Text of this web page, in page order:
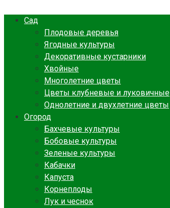
Сад
Плодовые деревья
Ягодные культуры
Декоративные кустарники
Хвойные
Многолетние цветы
Цветы клубневые и луковичные
Однолетние и двухлетние цветы
Огород
Бахчевые культуры
Бобовые культуры
Зеленые культуры
Кабачки
Капуста
Корнеплоды
Лук и чеснок